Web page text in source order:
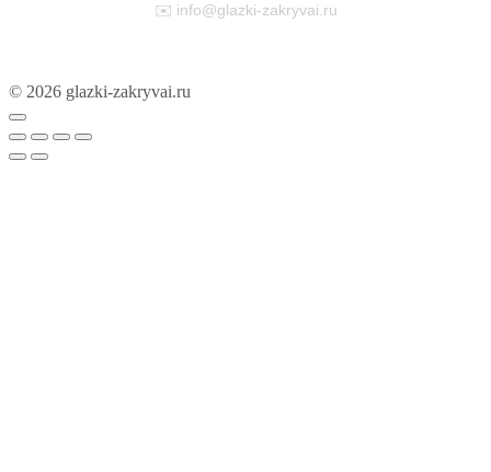
✉️ info@glazki-zakryvai.ru
© 2026 glazki-zakryvai.ru